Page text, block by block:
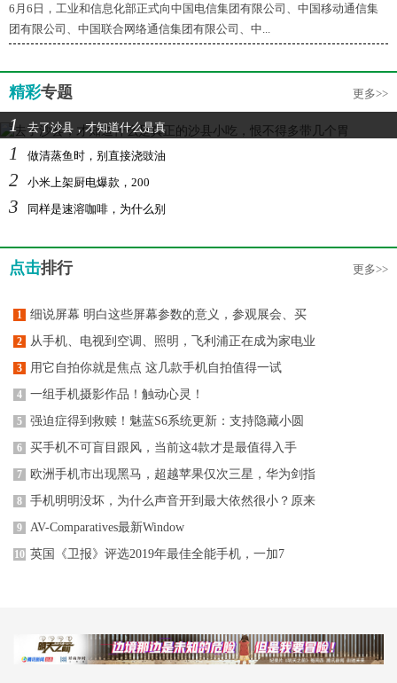
6月6日，工业和信息化部正式向中国电信集团有限公司、中国移动通信集
团有限公司、中国联合网络通信集团有限公司、中...
精彩专题 更多>>
1 去了沙县，才知道什么是真
1 做清蒸鱼时，别直接浇豉油
2 小米上架厨电爆款，200
3 同样是速溶咖啡，为什么别
点击排行 更多>>
1 细说屏幕 明白这些屏幕参数的意义，参观展会、买
2 从手机、电视到空调、照明，飞利浦正在成为家电业
3 用它自拍你就是焦点 这几款手机自拍值得一试
4 一组手机摄影作品！触动心灵！
5 强迫症得到救赎！魅蓝S6系统更新：支持隐藏小圆
6 买手机不可盲目跟风，当前这4款才是最值得入手
7 欧洲手机市出现黑马，超越苹果仅次三星，华为剑指
8 手机明明没坏，为什么声音开到最大依然很小？原来
9 AV-Comparatives最新Window
10 英国《卫报》评选2019年最佳全能手机，一加7